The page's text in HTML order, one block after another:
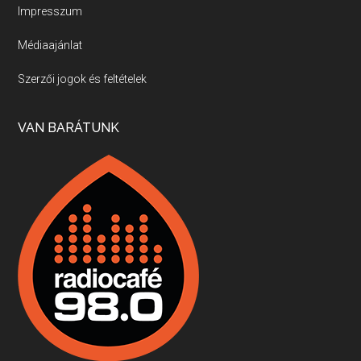
Villány, kékfrankos, Jackfall
Apr 17, 2026 • 00:35:38
Boston, teadélután, bab és homár
Apr 9, 2026 • 00:37:17
Fermentáljunk, a testünk meghálálja!
Apr 3, 2026 • 00:36:07
Impresszum
Médiaajánlat
Szerzői jogok és feltételek
VAN BARÁTUNK